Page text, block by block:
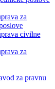
za
civilne
za
za pravnu